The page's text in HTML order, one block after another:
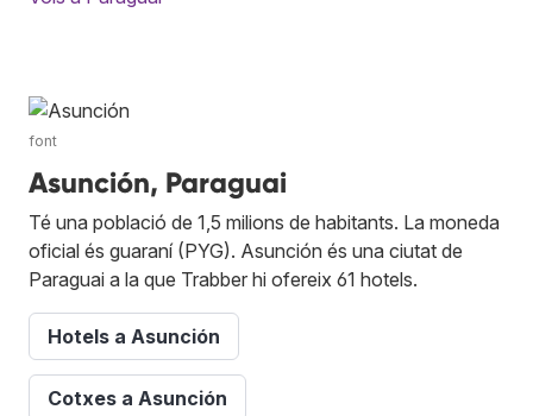
font
Asunción, Paraguai
Té una població de 1,5 milions de habitants. La moneda
oficial és guaraní (PYG). Asunción és una ciutat de
Paraguai a la que Trabber hi ofereix 61 hotels.
Hotels a Asunción
Cotxes a Asunción